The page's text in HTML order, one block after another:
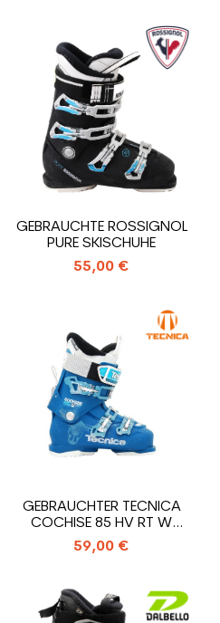
GEBRAUCHTE ROSSIGNOL
PURE SKISCHUHE
55,00 €
GEBRAUCHTER TECNICA
COCHISE 85 HV RT W
SKISCHUH
59,00 €